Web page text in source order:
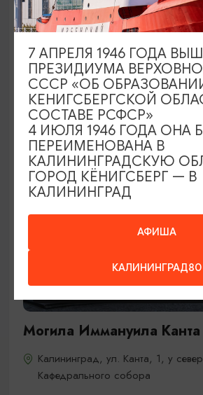
ДРУГИЕ
Памятник тильзитскому
Советск, пл.Ленина
Могила Иммануила Канта
Калининград, ул. Канта, 1, у
Кафедрального собора
АФИША
КАЛИНИНГРАД80
7 АПРЕЛЯ 1946 ГОДА
ПРЕЗИДИУМА
СССР «ОБ
КЕНИГСБЕРГСКОЙ
СОСТАВЕ РСФСР»
4 ИЮЛЯ 1946 ГОДА ОНА
ПЕРЕИМЕНОВАНА В
КАЛИНИНГРАДСКУЮ
ГОРОД КЁНИГСБЕРГ — В
КАЛИНИНГРАД